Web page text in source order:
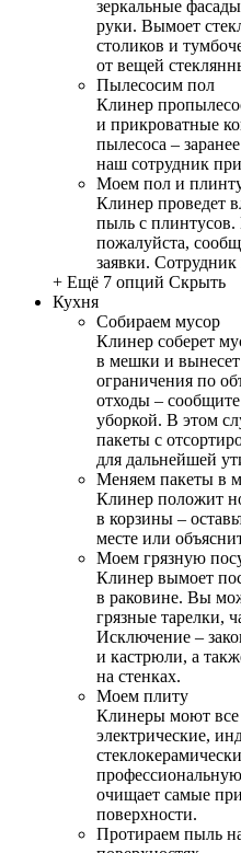
зеркальные
руки. Вымоет
столиков и
от вещей
Пылесосим пол
Клинер
и прикроватные
пылесоса –
наш сотрудник
Моем пол и
Клинер проведет
пыль с
пожалуйста,
заявки. Сотрудник
+ Ещё 7 опций Скрыть
Кухня
Собираем мусор
Клинер соберет
в мешки и
ограничения по
отходы –
уборкой. В этом
пакеты с
для дальнейшей
Меняем пакеты в
Клинер положит
в корзины –
месте или
Моем грязную
Клинер вымоет
в раковине. Вы
грязные тарелки,
Исключение –
и кастрюли, а
на стенках.
Моем плиту
Клинеры моют
электрические,
очищает самые
поверхности.
Протираем пыль